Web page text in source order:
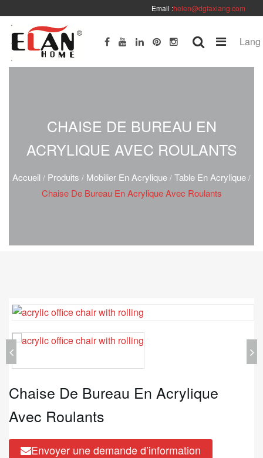
Email :helen@dgfaxiang.com
Lang
CHAISE DE BUREAU EN
ACRYLIQUE AVEC ROULANTS
Accueil / Produits / Mobilier En Acrylique / Table En Acrylique /
Chaise De Bureau En Acrylique Avec Roulants
Chaise De Bureau En Acrylique
Avec Roulants
Envoyer une demande d’information